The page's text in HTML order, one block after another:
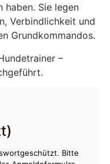
haben. Sie legen
Verbindlichkeit und
Grundkommandos.
–
Bitte